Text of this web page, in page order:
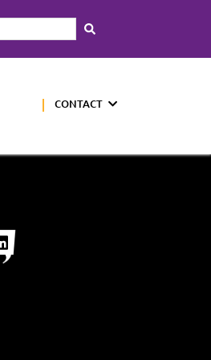
CONTACT